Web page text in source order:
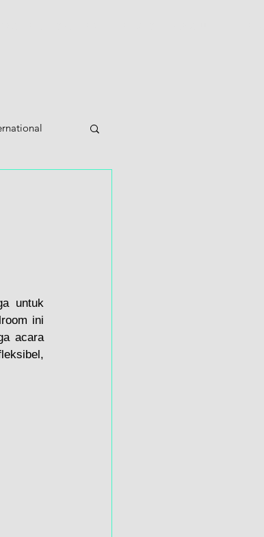
untuk
ini
acara